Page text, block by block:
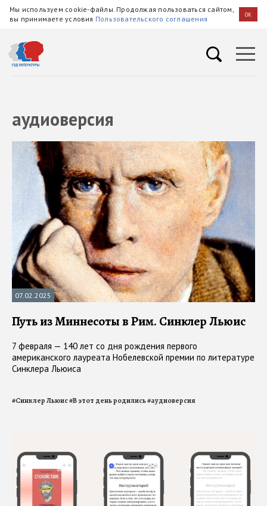
Мы используем cookie-файлы. Продолжая пользоваться сайтом,
вы принимаете условия Пользовательского соглашения OK
аудиоверсия
07.02.2025
Путь из Миннесоты в Рим. Синклер Льюис
7 февраля — 140 лет со дня рождения первого
американского лауреата Нобелевской премии по литературе
Синклера Льюиса
#Синклер Льюис#В этот день родились#аудиоверсия